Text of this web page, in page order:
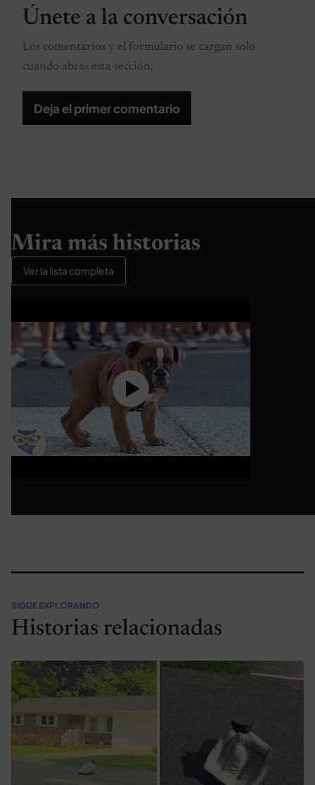
Únete a la conversación
Los comentarios y el formulario se cargan solo
cuando abras esta sección.
Deja el primer comentario
Mira más historias
Ver la lista completa
SIGUE EXPLORANDO
Historias relacionadas